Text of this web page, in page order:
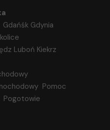
i Okolice
Luboń Kiekrz
Pomoc